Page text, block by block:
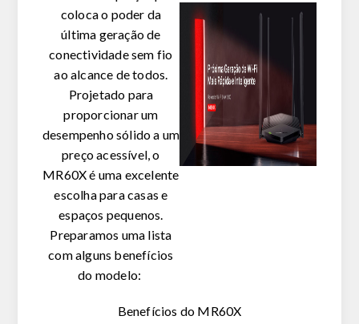
coloca o poder da
última geração de
conectividade sem fio
ao alcance de todos.
Projetado para
proporcionar um
desempenho sólido a um
preço acessível, o
MR60X é uma excelente
escolha para casas e
espaços pequenos.
Preparamos uma lista
com alguns benefícios
do modelo:
Benefícios do MR60X